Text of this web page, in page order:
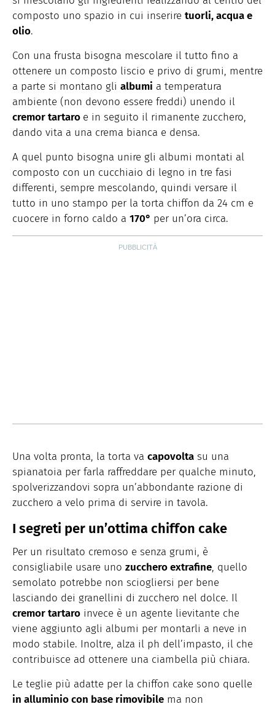
composto uno spazio in cui inserire tuorli, acqua e
olio.
Con una frusta bisogna mescolare il tutto fino a
ottenere un composto liscio e privo di grumi, mentre
a parte si montano gli albumi a temperatura
ambiente (non devono essere freddi) unendo il
cremor tartaro e in seguito il rimanente zucchero,
dando vita a una crema bianca e densa.
A quel punto bisogna unire gli albumi montati al
composto con un cucchiaio di legno in tre fasi
differenti, sempre mescolando, quindi versare il
tutto in uno stampo per la torta chiffon da 24 cm e
cuocere in forno caldo a 170° per un’ora circa.
Una volta pronta, la torta va capovolta su una
spianatoia per farla raffreddare per qualche minuto,
spolverizzandovi sopra un’abbondante razione di
zucchero a velo prima di servire in tavola.
I segreti per un’ottima chiffon cake
Per un risultato cremoso e senza grumi, è
consigliabile usare uno zucchero extrafine, quello
semolato potrebbe non sciogliersi per bene
lasciando dei granellini di zucchero nel dolce. Il
cremor tartaro invece è un agente lievitante che
viene aggiunto agli albumi per montarli a neve in
modo stabile. Inoltre, alza il ph dell’impasto, il che
contribuisce ad ottenere una ciambella più chiara.
Le teglie più adatte per la chiffon cake sono quelle
in alluminio con base rimovibile ma non